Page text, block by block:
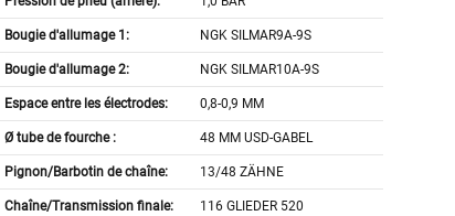
Bougie d'allumage 1: NGK SILMAR9A-9S
Bougie d'allumage 2: NGK SILMAR10A-9S
Espace entre les électrodes: 0,8-0,9 MM
Ø tube de fourche : 48 MM USD-GABEL
Pignon/Barbotin de chaîne: 13/48 ZÄHNE
Chaîne/Transmission finale: 116 GLIEDER 520